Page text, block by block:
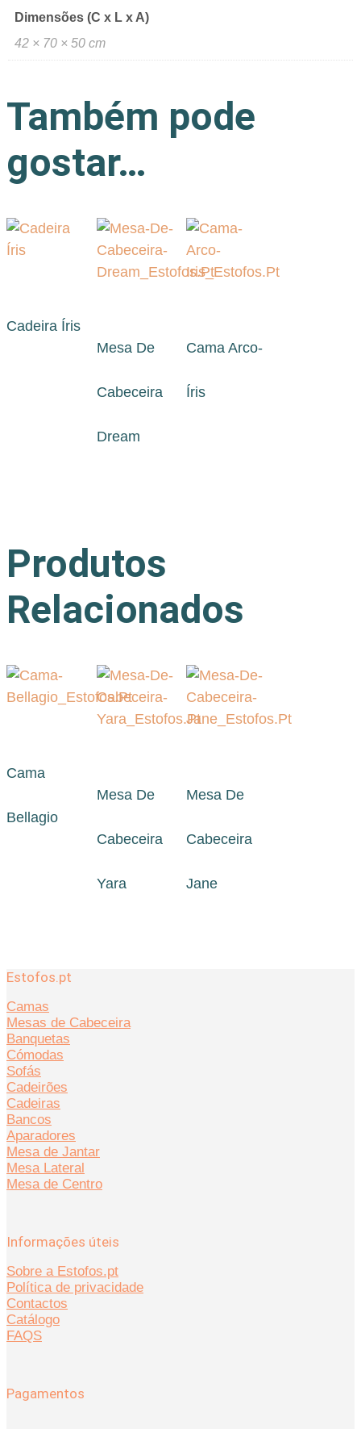
Dimensões (C x L x A)
42 × 70 × 50 cm
Também pode
gostar…
Cadeira Íris
Mesa De
Cabeceira
Dream
Cama Arco-
Íris
Produtos
Relacionados
Cama
Bellagio
Mesa De
Cabeceira
Yara
Mesa De
Cabeceira
Jane
Estofos.pt
Camas
Mesas de Cabeceira
Banquetas
Cómodas
Sofás
Cadeirões
Cadeiras
Bancos
Aparadores
Mesa de Jantar
Mesa Lateral
Mesa de Centro
Informações úteis
Sobre a Estofos.pt
Política de privacidade
Contactos
Catálogo
FAQS
Pagamentos